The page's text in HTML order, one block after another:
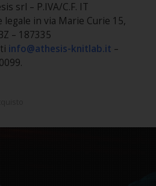
srl – P.IVA/C.F. IT
legale in via Marie Curie 15,
– 187335
info@athesis-knitlab.it –